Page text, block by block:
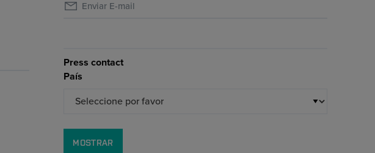
Enviar E-mail
Press contact
País
MOSTRAR